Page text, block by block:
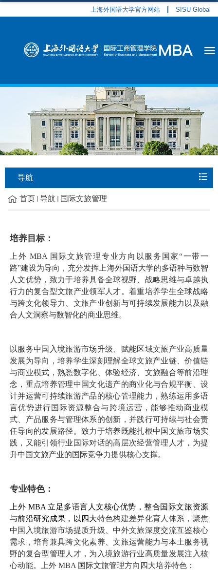
上海外国语大学官方网站 SISU Global
导航
首页 导航 国际文旅管理
培养目标：
上外 MBA 国际文旅管理专业方向以服务国家“一带一
路”建设为导向，充分发挥 上海外国语大学的多语种与数智
人文优势，致力于培养具备全球视野、战略思维与卓越执
行力的复合型文旅产业领军人才。着重培养学生全球战略
与跨文化领导力、文旅产业创新与可持续发展能力以及融
合人文洞察与数智化的商业思维。
以服务中国入境旅游市场升级、赋能区域文旅产业高质量
发展为导向，培养学生深刻理解全球文旅产业链、价值链
与商业模式，熟悉数字化、体验经济、文旅融合等前沿理
念，重点培养管理中国文化遗产的商业化与合规平衡、设
计并运营可持续旅游产品的核心管理能力，熟练运用多语
言优势进行国际资源整合与跨境运营，能够推动商业模
式、 产品服务与管理体系的创新，并践行可持续与社会责
任导向的发展路径。致力于培养既能扎根中国文旅市场实
践，又能引领行业国际对话的高层次经营管理人才，为提
升中国文旅产业的国际竞争力提供核心支撑。
专业特色：
上外 MBA 立足多语言人文核心优势，整合国际文旅资源
与前沿研究成果，以四大特色构建差异化育人体系，聚焦
中国入境旅游市场提质升级、中外文旅深度交流互鉴核心
需求，培育兼具跨文化素养、文旅运营能力与本土服务视
野的复合型管理人才，为入境旅游行业高质量发展注入核
心动能。上外 MBA 国际文旅管理方向四大培养特色：